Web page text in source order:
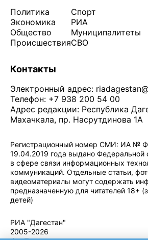
Политика
Экономика
Общество
Происшествия
Спорт
РИА
Муниципалитеты
СВО
Контакты
Электронный адрес:
Телефон: +7 938 200 54 00
Адрес редакции: Республика
Махачкала, пр. Насрутдинова 1А
Регистрационный номер СМИ: ИА №
19.04.2019 года выдано Федеральной
в сфере связи информационных
коммуникаций. Отдельные статьи,
видеоматериалы могут содержать
предназначенную для читателей 18+
детей)
РИА "Дагестан"
2005-2026